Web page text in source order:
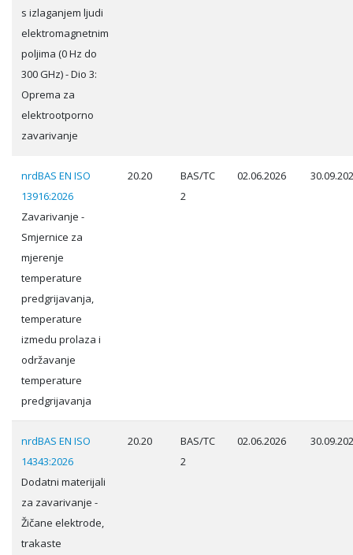
s izlaganjem ljudi
elektromagnetnim
poljima (0 Hz do
300 GHz) - Dio 3:
Oprema za
elektrootporno
zavarivanje
nrdBAS EN ISO
13916:2026
Zavarivanje -
Smjernice za
mjerenje
temperature
predgrijavanja,
temperature
izmedu prolaza i
održavanje
temperature
predgrijavanja
20.20
BAS/TC
2
02.06.2026
nrdBAS EN ISO
14343:2026
Dodatni materijali
za zavarivanje -
Žičane elektrode,
trakaste
20.20
BAS/TC
2
02.06.2026